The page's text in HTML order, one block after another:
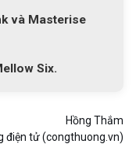
và Masterise
Six.
Hồng Thắm
điện tử (congthuong.vn)